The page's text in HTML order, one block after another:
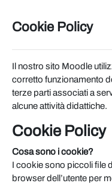
Cookie Policy
Il nostro sito Moodle
corretto funzionamento
terze parti associati a
alcune attività didattiche.
Cookie Policy
Cosa sono i cookie?
I cookie sono piccoli file
browser dell’utente per